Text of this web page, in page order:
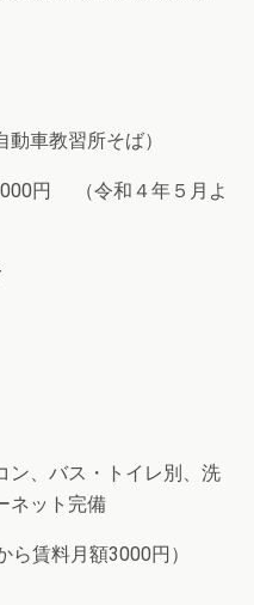
車教習所そば）
円 （令和４年５月よ
、バス・トイレ別、洗
ネット完備
賃料月額3000円）